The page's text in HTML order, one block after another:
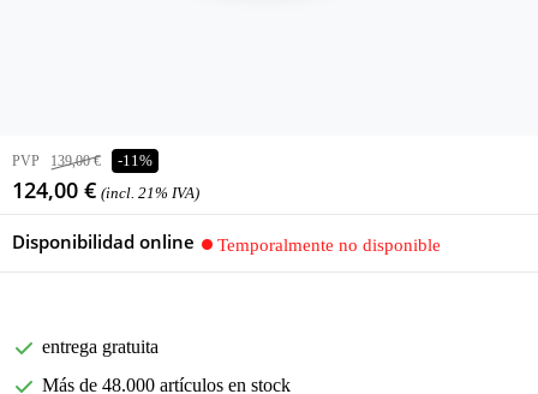
PVP 139,00 € -11%
124,00 € (incl. 21% IVA)
Disponibilidad online Temporalmente no disponible
entrega gratuita
Más de 48.000 artículos en stock